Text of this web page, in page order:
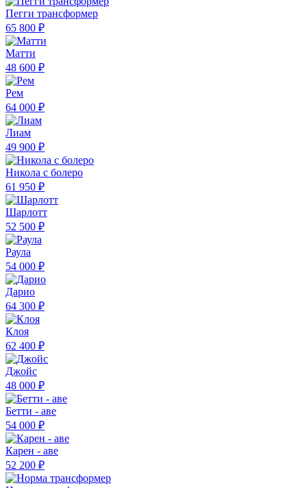
Пегги трансформер
65 800 ₽
Матти
48 600 ₽
Рем
64 000 ₽
Лиам
49 900 ₽
Никола с болеро
61 950 ₽
Шарлотт
52 500 ₽
Раула
54 000 ₽
Дарио
64 300 ₽
Клоя
62 400 ₽
Джойс
48 000 ₽
Бетти - аве
54 000 ₽
Карен - аве
52 200 ₽